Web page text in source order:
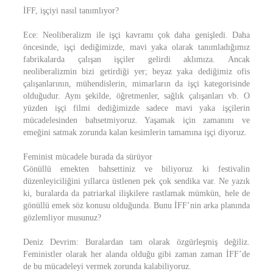
İFF, işçiyi nasıl tanımlıyor?
Ece: Neoliberalizm ile işçi kavramı çok daha genişledi. Daha
öncesinde, işçi dediğimizde, mavi yaka olarak tanımladığımız
fabrikalarda çalışan işçiler gelirdi aklımıza. Ancak
neoliberalizmin bizi getirdiği yer; beyaz yaka dediğimiz ofis
çalışanlarının, mühendislerin, mimarların da işçi kategorisinde
olduğudur. Aynı şekilde, öğretmenler, sağlık çalışanları vb. O
yüzden işçi filmi dediğimizde sadece mavi yaka işçilerin
mücadelesinden bahsetmiyoruz. Yaşamak için zamanını ve
emeğini satmak zorunda kalan kesimlerin tamamına işçi diyoruz.
Feminist mücadele burada da sürüyor
Gönüllü emekten bahsettiniz ve biliyoruz ki festivalin
düzenleyiciliğini yıllarca üstlenen pek çok sendika var. Ne yazık
ki, buralarda da patriarkal ilişkilere rastlamak mümkün, hele de
gönüllü emek söz konusu olduğunda. Bunu İFF’nin arka planında
gözlemliyor musunuz?
Deniz Devrim: Buralardan tam olarak özgürleşmiş değiliz.
Feministler olarak her alanda olduğu gibi zaman zaman İFF’de
de bu mücadeleyi vermek zorunda kalabiliyoruz.